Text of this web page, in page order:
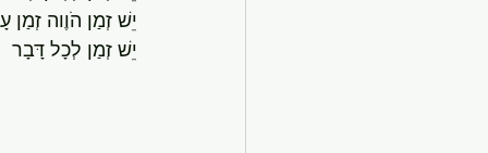
יֵשׁ זְמַן הֹוֶוה זְמַן
יֵשׁ זְמַן לְכָל דָּבָר